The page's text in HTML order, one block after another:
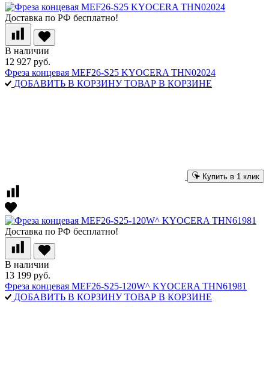
Доставка по РФ бесплатно!
В наличии
12 927 руб.
Фреза концевая MEF26-S25 KYOCERA THN02024
ДОБАВИТЬ В КОРЗИНУ ТОВАР В КОРЗИНЕ
Купить в 1 клик
Доставка по РФ бесплатно!
В наличии
13 199 руб.
Фреза концевая MEF26-S25-120W^ KYOCERA THN61981
ДОБАВИТЬ В КОРЗИНУ ТОВАР В КОРЗИНЕ